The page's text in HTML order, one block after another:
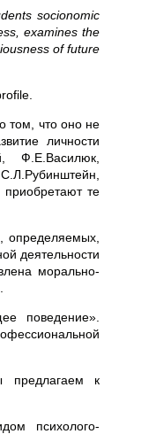
socionomic
examines the
of future
том, что оно не
личности
Ф.Е.Василюк,
те
определяемых,
деятельности
морально-
поведение».
предлагаем к
психолого-